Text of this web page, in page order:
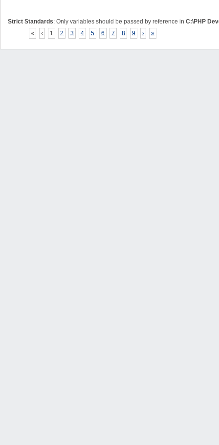
Strict Standards: Only variables should be passed by reference in C:\PHP
«
‹ 1 2 3 4 5 6 7 8 9 › »